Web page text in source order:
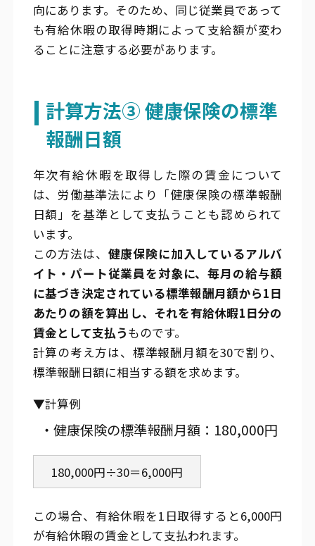
向にあります。そのため、同じ従業員であって
も有給休暇の取得時期によって支給額が変わ
ることに注意する必要があります。
計算方法③ 健康保険の標準
報酬日額
年次有給休暇を取得した際の賃金について
は、労働基準法により「健康保険の標準報酬
日額」を基準として支払うことも認められて
います。
この方法は、 健康保険に加入しているアルバ
イト・パート従業員を対象に、毎月の給与額
に基づき決定されている標準報酬月額から1日
あたりの額を算出し、それを有給休暇1日分の
賃金として支払うものです。
計算の考え方は、標準報酬月額を30で割り、
標準報酬日額に相当する額を求めます。
▼計算例
・健康保険の標準報酬月額：180,000円
180,000円÷30＝6,000円
この場合、有給休暇を1日取得すると6,000円
が有給休暇の賃金として支払われます。